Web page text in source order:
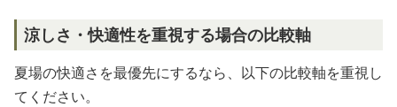
涼しさ・快適性を重視する場合の比較軸
夏場の快適さを最優先にするなら、以下の比較軸を重視し
てください。